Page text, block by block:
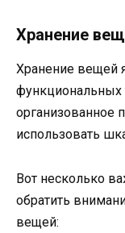
Хранение
Хранение вещей
организованное
использовать
Вот несколько
обратить
вещей: